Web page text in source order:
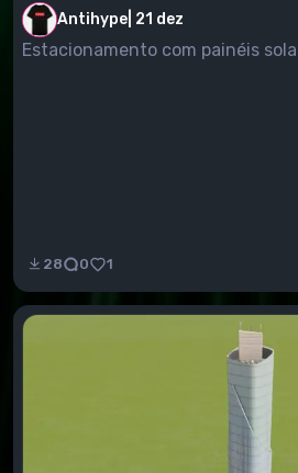
Antihype 21 dez
28 0 1